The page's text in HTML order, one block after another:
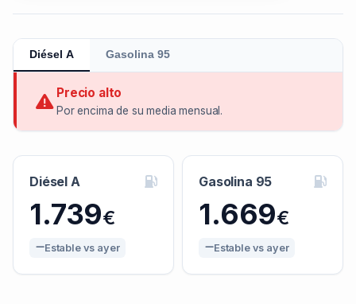
Diésel A Gasolina 95
Precio alto
Por encima de su media mensual.
Diésel A
1.739€
Estable vs ayer
Gasolina 95
1.669€
Estable vs ayer